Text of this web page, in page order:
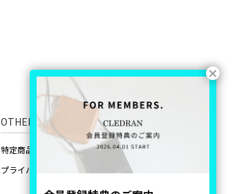
OTHERS
特定商品取引法に基づいた表記
プライバシーポリシー